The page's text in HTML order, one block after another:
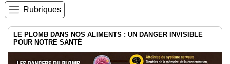
Accueil
RUBRIQUES
Agenda
Rubriques
LE PLOMB DANS NOS ALIMENTS : UN DANGER INVISIBLE
POUR NOTRE SANTÉ